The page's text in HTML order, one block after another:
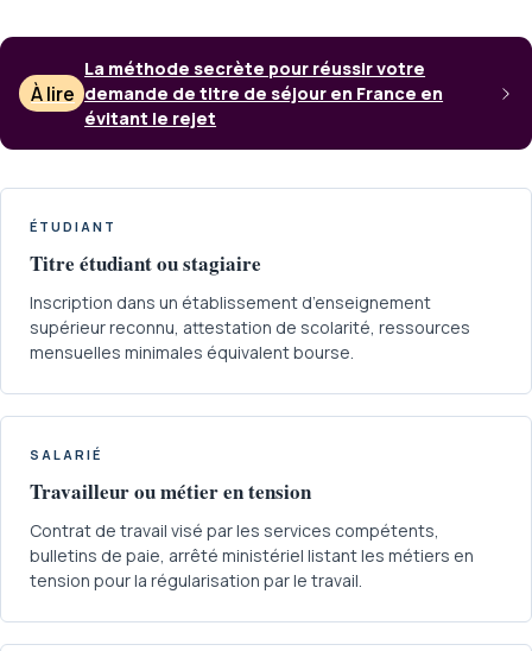
À lire
La méthode secrète pour réussir votre
demande de titre de séjour en France en
évitant le rejet
ÉTUDIANT
Titre étudiant ou stagiaire
Inscription dans un établissement d’enseignement
supérieur reconnu, attestation de scolarité, ressources
mensuelles minimales équivalent bourse.
SALARIÉ
Travailleur ou métier en tension
Contrat de travail visé par les services compétents,
bulletins de paie, arrêté ministériel listant les métiers en
tension pour la régularisation par le travail.